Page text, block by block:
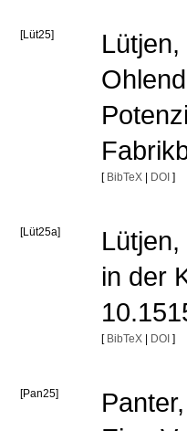
[Lüt25]
[ BibTeX| DOI ]
[Lüt25a]
in der
[ BibTeX| DOI ]
[Pan25]